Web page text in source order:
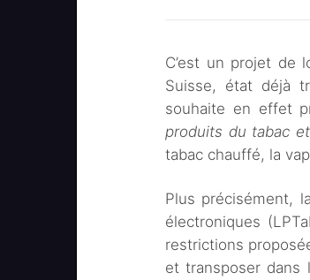
C’est un projet de
Suisse, état déjà
souhaite en effet
produits du tabac
tabac chauffé, la
Plus précisément,
électroniques
restrictions
et transposer dans